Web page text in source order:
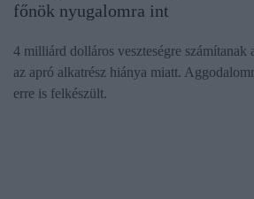
főnök nyugalomra int
4 milliárd dolláros veszteségre számítanak
az apró alkatrész hiánya miatt.
erre is felkészült.